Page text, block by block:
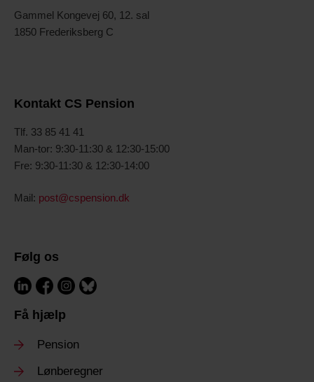
Gammel Kongevej 60, 12. sal
1850 Frederiksberg C
Kontakt CS Pension
Tlf. 33 85 41 41
Man-tor: 9:30-11:30 & 12:30-15:00
Fre: 9:30-11:30 & 12:30-14:00
Mail: post@cspension.dk
Følg os
Få hjælp
Pension
Lønberegner